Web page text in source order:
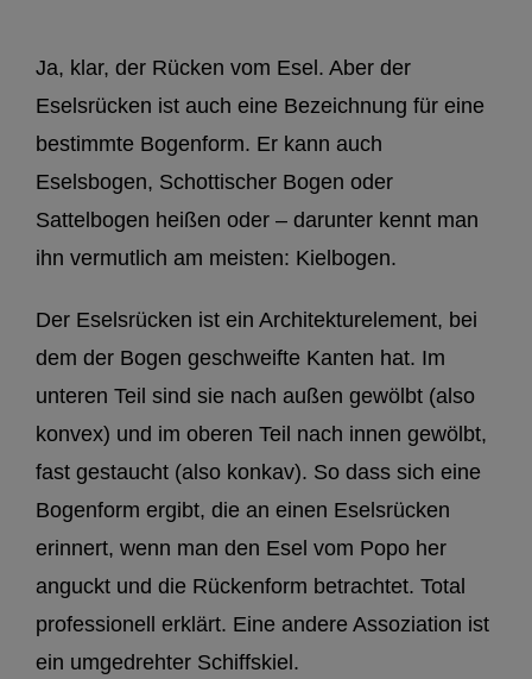
Ja, klar, der Rücken vom Esel. Aber der
Eselsrücken ist auch eine Bezeichnung für eine
bestimmte Bogenform. Er kann auch
Eselsbogen, Schottischer Bogen oder
Sattelbogen heißen oder – darunter kennt man
ihn vermutlich am meisten: Kielbogen.
Der Eselsrücken ist ein Architekturelement, bei
dem der Bogen geschweifte Kanten hat. Im
unteren Teil sind sie nach außen gewölbt (also
konvex) und im oberen Teil nach innen gewölbt,
fast gestaucht (also konkav). So dass sich eine
Bogenform ergibt, die an einen Eselsrücken
erinnert, wenn man den Esel vom Popo her
anguckt und die Rückenform betrachtet. Total
professionell erklärt. Eine andere Assoziation ist
ein umgedrehter Schiffskiel.